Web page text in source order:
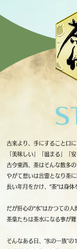
古来より、手にすること口
「美味しい」「温まる」「安
古今東西、茶はそんな数多の
やがて想いは言霊となり茶に
長い年月をかけ、"茶"は身体
だが肝心の"水”はかつての人
茶葉たちは茶水になる事が難
そんなある日、 ”水の一族”の